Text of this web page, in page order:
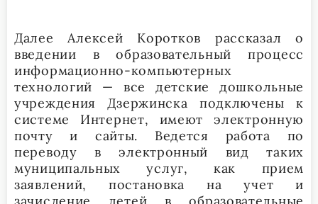
Далее Алексей Коротков рассказал о
введении в образовательный процесс
информационно-компьютерных
технологий — все детские дошкольные
учреждения Дзержинска подключены к
системе Интернет, имеют электронную
почту и сайты. Ведется работа по
переводу в электронный вид таких
муниципальных услуг, как прием
заявлений, постановка на учет и
зачисление детей в образовательные